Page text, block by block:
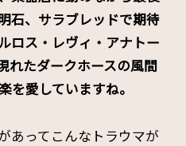
石、サラブレッドで期待
ロス・レヴィ・アナトー
れたダークホースの風間
愛していますね。
あってこんなトラウマが